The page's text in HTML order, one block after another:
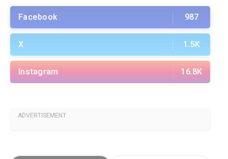
Facebook 987
X 1.5K
Instagram 16.8K
ADVERTISEMENT